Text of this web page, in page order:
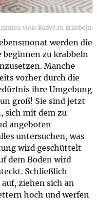
viele Babys zu krabbeln.
werden die
beginnen zu krabbeln
Manche
vorher durch die
ihre Umgebung
groß! Sie sind jetzt
sich mit dem zu
angeboten
untersuchen, was
wird geschüttelt
dem Boden wird
Schließlich
ziehen sich an
hoch und werfen